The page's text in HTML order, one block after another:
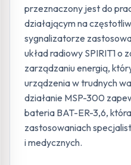
przeznaczony jest do
działającym na
sygnalizatorze
układ radiowy SPIRIT1 o
zarządzaniu energią,
urządzenia w trudnych
działanie MSP-300
bateria BAT-ER-3,6,
zastosowaniach
i medycznych.